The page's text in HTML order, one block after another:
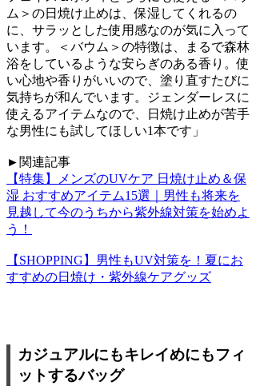
ム＞の日焼け止めは、保湿してくれるの
に、サラッとした使用感なのが気に入って
います。＜バウム＞の特徴は、まるで森林
浴をしているような安らぎのある香り。使
い心地や香りがいいので、塗り直すたびに
気持ちが和んでいます。ジェンダーレスに
使えるアイテムなので、日焼け止めが苦手
な男性にも試してほしい1本です」
►関連記事
【特集】メンズのUVケア 日焼け止め＆保
湿 おすすめアイテム15選｜男性も将来を
見越して今のうちから紫外線対策を始めよ
う！
【SHOPPING】男性もUV対策を！夏にお
すすめの日焼け・紫外線ケアグッズ
カジュアルにもキレイめにもフィ
ットするバッグ